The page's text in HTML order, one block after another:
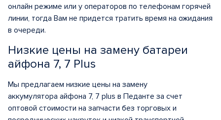
онлайн режиме или у операторов по телефонам горячей
линии, тогда Вам не придется тратить время на ожидания
в очереди.
Низкие цены на замену батареи
айфона 7, 7 Plus
Мы предлагаем низкие цены на замену
аккумулятора айфона 7, 7 plus в Педанте за счет
оптовой стоимости на запчасти без торговых и